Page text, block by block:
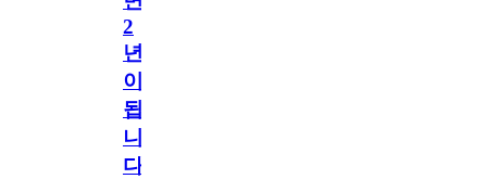
2
년
이
됩
니
다.